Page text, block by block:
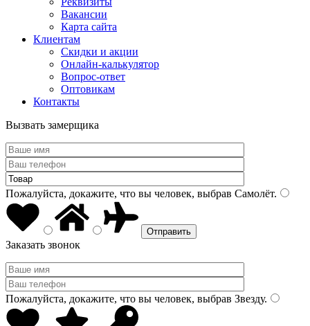
Вакансии
Карта сайта
Клиентам
Скидки и акции
Онлайн-калькулятор
Вопрос-ответ
Оптовикам
Контакты
Вызвать замерщика
Пожалуйста, докажите, что вы человек, выбрав Самолёт.
Заказать звонок
Пожалуйста, докажите, что вы человек, выбрав Звезду.